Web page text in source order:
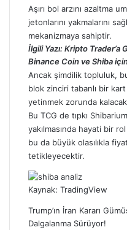
Aşırı bol arzını azaltma
jetonlarını yakmalarını
mekanizmaya sahiptir.
İlgili Yazı:Kripto Trader’a
Binance Coin ve Shiba
Ancak şimdilik topluluk, bu
blok zinciri tabanlı bir
yetinmek zorunda
Bu TCG de tıpkı
yakılmasında hayati bir
bu da büyük olasılıkla
tetikleyecektir.
Kaynak: TradingView
Trump’ın İran Kararı
Dalgalanma Sürüyor!